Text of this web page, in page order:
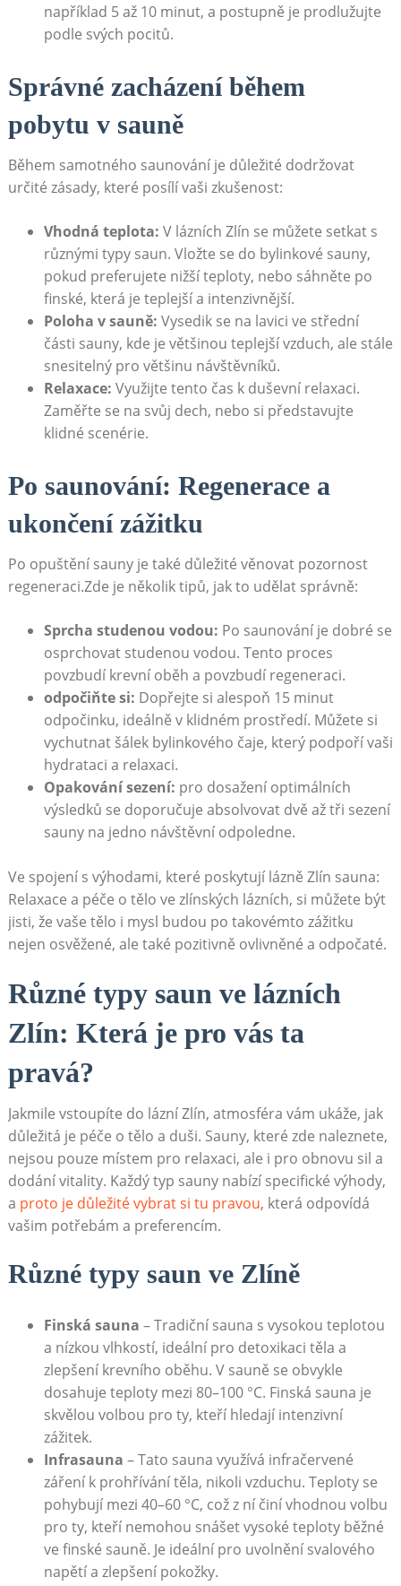
například 5 až 10 minut, a postupně je prodlužujte
podle svých pocitů.
Správné zacházení během
pobytu v sauně
Během samotného saunování je důležité dodržovat
určité zásady, které posílí vaši zkušenost:
Vhodná teplota: V lázních Zlín se můžete setkat s
různými typy saun. Vložte se do bylinkové sauny,
pokud preferujete nižší teploty, nebo sáhněte po
finské, která je teplejší a intenzivnější.
Poloha v sauně: Vysedik se na lavici ve střední
části sauny, kde je většinou teplejší vzduch, ale stále
snesitelný pro většinu návštěvníků.
Relaxace: Využijte tento čas k duševní relaxaci.
Zaměřte se na svůj dech, nebo si představujte
klidné scenérie.
Po saunování: Regenerace a
ukončení zážitku
Po opuštění sauny je také důležité věnovat pozornost
regeneraci.Zde je několik tipů, jak to udělat správně:
Sprcha studenou vodou: Po saunování je dobré se
osprchovat studenou vodou. Tento proces
povzbudí krevní oběh a povzbudí regeneraci.
odpočiňte si: Dopřejte si alespoň 15 minut
odpočinku, ideálně v klidném prostředí. Můžete si
vychutnat šálek bylinkového čaje, který podpoří vaši
hydrataci a relaxaci.
Opakování sezení: pro dosažení optimálních
výsledků se doporučuje absolvovat dvě až tři sezení
sauny na jedno návštěvní odpoledne.
Ve spojení s výhodami, které poskytují lázně Zlín sauna:
Relaxace a péče o tělo ve zlínských lázních, si můžete být
jisti, že vaše tělo i mysl budou po takovémto zážitku
nejen osvěžené, ale také pozitivně ovlivněné a odpočaté.
Různé typy saun ve lázních
Zlín: Která je pro vás ta
pravá?
Jakmile vstoupíte do lázní Zlín, atmosféra vám ukáže, jak
důležitá je péče o tělo a duši. Sauny, které zde naleznete,
nejsou pouze místem pro relaxaci, ale i pro obnovu sil a
dodání vitality. Každý typ sauny nabízí specifické výhody,
a proto je důležité vybrat si tu pravou, která odpovídá
vašim potřebám a preferencím.
Různé typy saun ve Zlíně
Finská sauna – Tradiční sauna s vysokou teplotou
a nízkou vlhkostí, ideální pro detoxikaci těla a
zlepšení krevního oběhu. V sauně se obvykle
dosahuje teploty mezi 80–100 °C. Finská sauna je
skvělou volbou pro ty, kteří hledají intenzivní
zážitek.
Infrasauna – Tato sauna využívá infračervené
záření k prohřívání těla, nikoli vzduchu. Teploty se
pohybují mezi 40–60 °C, což z ní činí vhodnou volbu
pro ty, kteří nemohou snášet vysoké teploty běžné
ve finské sauně. Je ideální pro uvolnění svalového
napětí a zlepšení pokožky.